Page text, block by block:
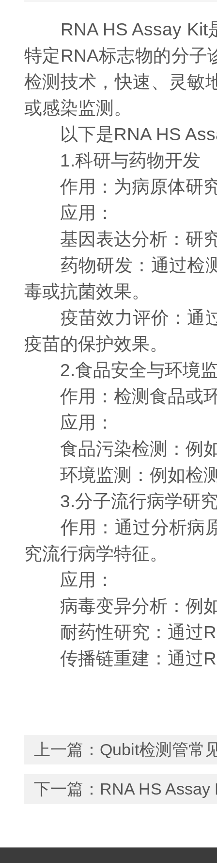
RNA HS Assay Kit是
特定RNA标志物的分子
检测技术，快速、灵敏
或感染监测。
以下是RNA HS
1.科研与药物开发
作用：为病原体研究
应用：
基因表达分析：研究
药物研发：通过检测
毒或抗菌效果。
疫苗效力评价：通过
疫苗的保护效果。
2.食品安全与环境
作用：检测食品或环
应用：
食品污染检测：例如
环境监测：例如检测
3.分子流行病学研
作用：通过分析病原
究流行病学特征。
应用：
病毒变异分析：例如
耐药性研究：通过
传播链重建：通过
上一篇： Qubit检测管常
下一篇： RNA HS